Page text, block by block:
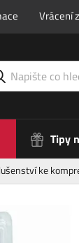
Vrácení
Tipy
ke